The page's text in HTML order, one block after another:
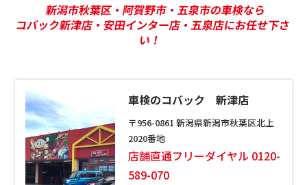
新潟市秋葉区・阿賀野市・五泉市の車検なら
コバック新津店・安田インター店・五泉店にお任せ下さ
い！
車検のコバック 新津店
〒956-0861 新潟県新潟市秋葉区北上
2020番地
店舗直通フリーダイヤル 0120-
589-070